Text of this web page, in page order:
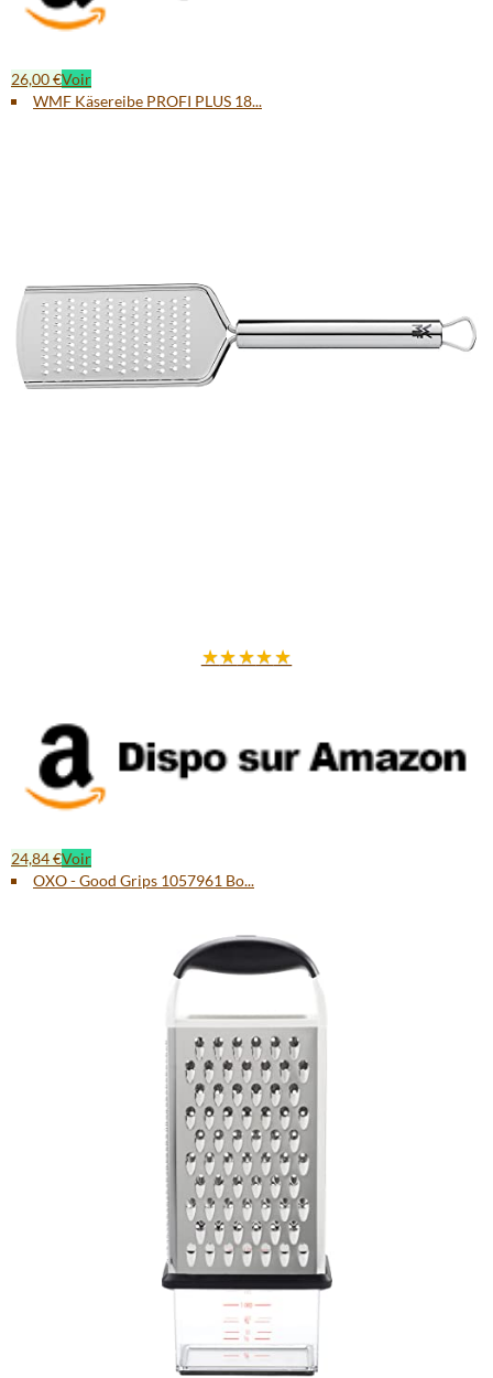
26,00 €Voir
WMF Käsereibe PROFI PLUS 18...
★★★★★
24,84 €Voir
OXO - Good Grips 1057961 Bo...